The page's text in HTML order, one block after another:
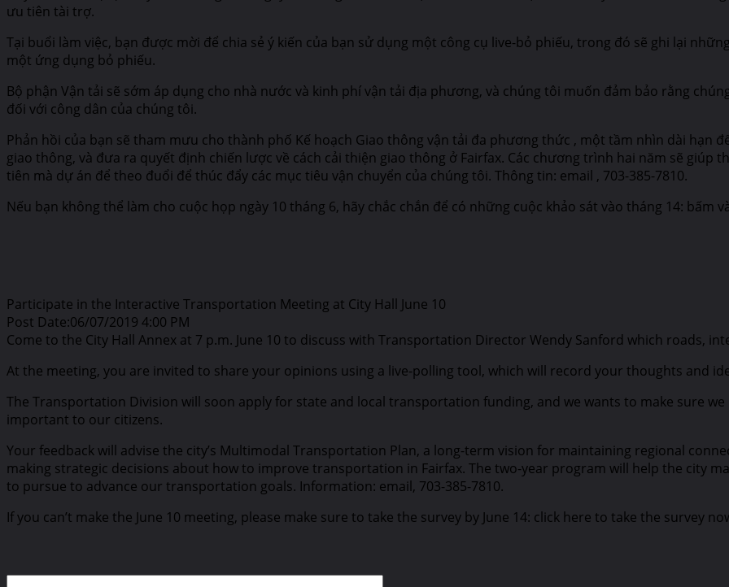
ưu tiên tài trợ.
Tại buổi làm việc, bạn được mời để chia sẻ ý kiến ​​của bạn sử dụng một công cụ live-bỏ phiếu, trong đó sẽ ghi lại
một ứng dụng bỏ phiếu.
Bộ phận Vận tải sẽ sớm áp dụng cho nhà nước và kinh phí vận tải địa phương, và chúng tôi muốn đảm bảo rằng
đối với công dân của chúng tôi.
Phản hồi của bạn sẽ tham mưu cho thành phố Kế hoạch Giao thông vận tải đa phương thức , một tầm nhìn dài hạn
giao thông, và đưa ra quyết định chiến lược về cách cải thiện giao thông ở Fairfax. Các chương trình hai năm sẽ giúp
tiên mà dự án để theo đuổi để thúc đẩy các mục tiêu vận chuyển của chúng tôi. Thông tin: email , 703-385-7810.
Nếu bạn không thể làm cho cuộc họp ngày 10 tháng 6, hãy chắc chắn để có những cuộc khảo sát vào tháng 14: bấm
Participate in the Interactive Transportation Meeting at City Hall June 10
Post Date:06/07/2019 4:00 PM
Come to the City Hall Annex at 7 p.m. June 10 to discuss with Transportation Director Wendy Sanford which roads,
At the meeting, you are invited to share your opinions using a live-polling tool, which will record your thoughts and
The Transportation Division will soon apply for state and local transportation funding, and we wants to make sure
important to our citizens.
Your feedback will advise the city’s Multimodal Transportation Plan, a long-term vision for maintaining regional
making strategic decisions about how to improve transportation in Fairfax. The two-year program will help the city
to pursue to advance our transportation goals. Information: email, 703-385-7810.
If you can’t make the June 10 meeting, please make sure to take the survey by June 14: click here to take the survey